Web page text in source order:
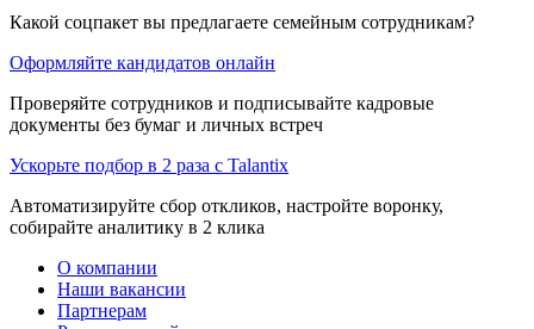
Какой соцпакет вы предлагаете семейным сотрудникам?
Оформляйте кандидатов онлайн
Проверяйте сотрудников и подписывайте кадровые
документы без бумаг и личных встреч
Ускорьте подбор в 2 раза с Talantix
Автоматизируйте сбор откликов, настройте воронку,
собирайте аналитику в 2 клика
О компании
Наши вакансии
Партнерам